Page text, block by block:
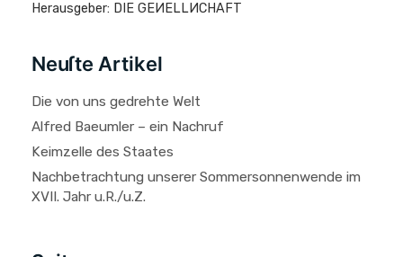
Herausgeber: DIE GEИELLИCHAFT
Neuſte Artikel
Die von uns gedrehte Welt
Alfred Baeumler – ein Nachruf
Keimzelle des Staates
Nachbetrachtung unserer Sommersonnenwende im
XVII. Jahr u.R./u.Z.